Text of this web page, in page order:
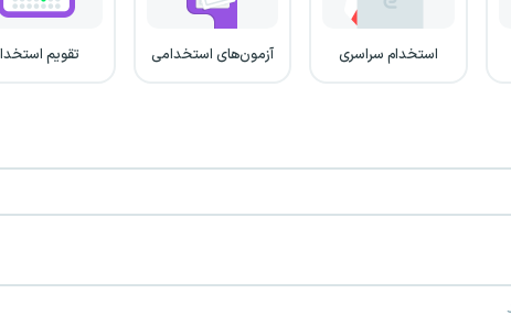
استخدام سراسری آزمون‌های استخدامی تقویم